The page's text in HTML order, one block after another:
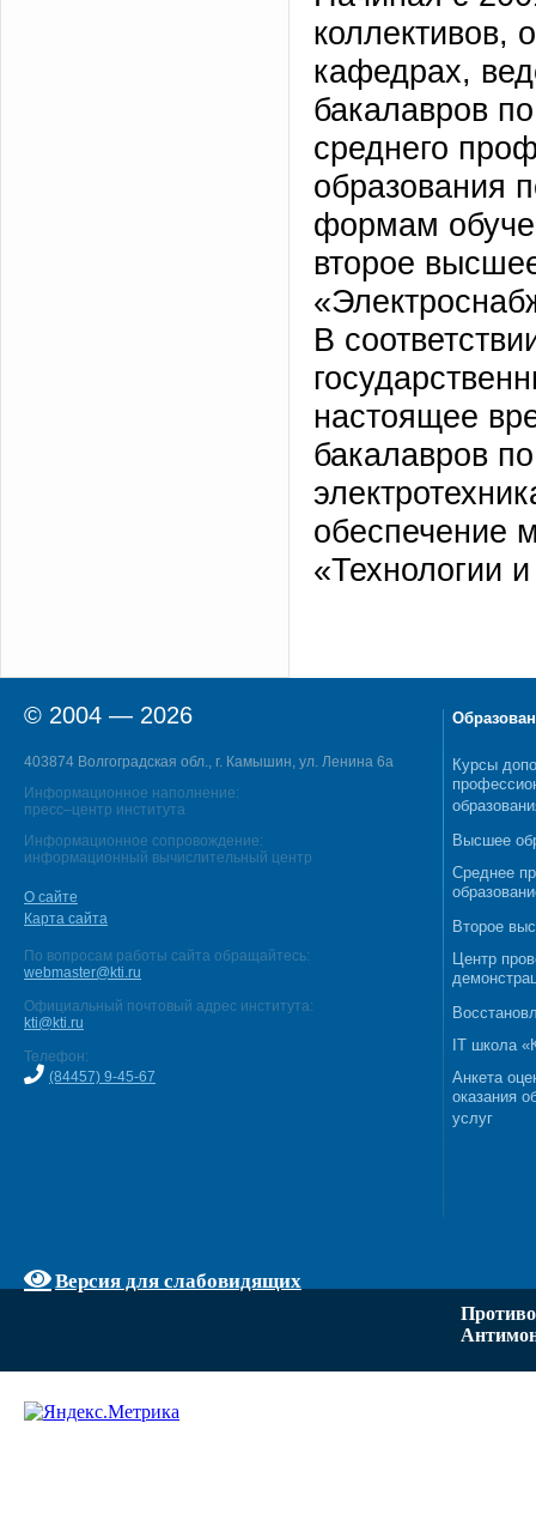
коллективов,
кафедрах,
бакалавров
среднего
образования
формам
второе
В
настоящее
бакалавров
обеспечение
«Технологии
© 2004 — 2026
403874 Волгоградская обл., г. Камышин, ул. Ленина 6а
Информационное наполнение:
пресс–центр института
Информационное сопровождение:
информационный вычислительный центр
О сайте
Карта сайта
По вопросам работы сайта обращайтесь:
webmaster@kti.ru
Официальный почтовый адрес института:
kti@kti.ru
Телефон:
(84457) 9-45-67
Версия для слабовидящих
Курсы
Высшее
Среднее
Второе
Центр
IT школа
Анкета
оказания
услуг